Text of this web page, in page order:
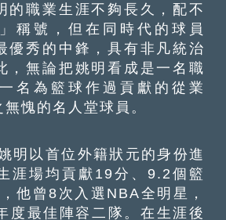
的職業生涯不夠長久，配不
稱號，但在同時代的球員
優秀的中鋒，具有非凡統治
，無論把姚明看成是一名職
名為籃球作過貢獻的從業
愧的名人堂球員。
以首位外籍狀元的身份進
涯場均貢獻19分、9.2個籃
他曾8次入選NBA全明星，
度最佳陣容二隊。在生涯後